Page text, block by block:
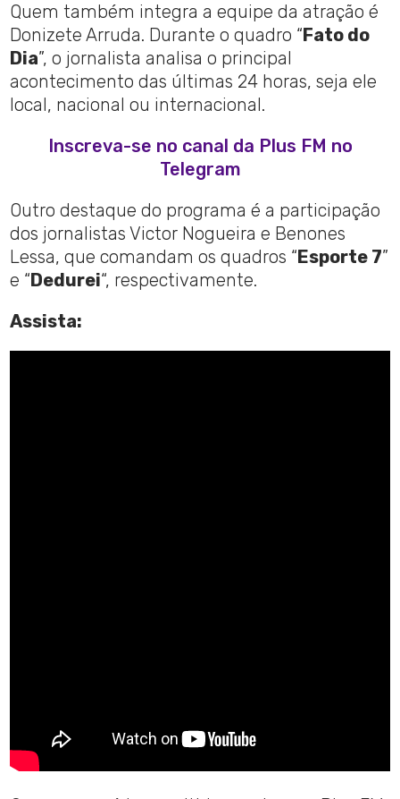
Quem também integra a equipe da atração é
Donizete Arruda. Durante o quadro “ Fato do
Dia”, o jornalista analisa o principal
acontecimento das últimas 24 horas, seja ele
local, nacional ou internacional.
Inscreva-se no canal da Plus FM no
Telegram
Outro destaque do programa é a participação
dos jornalistas Victor Nogueira e Benones
Lessa, que comandam os quadros “ Esporte 7”
e “ Dedurei“, respectivamente.
Assista: